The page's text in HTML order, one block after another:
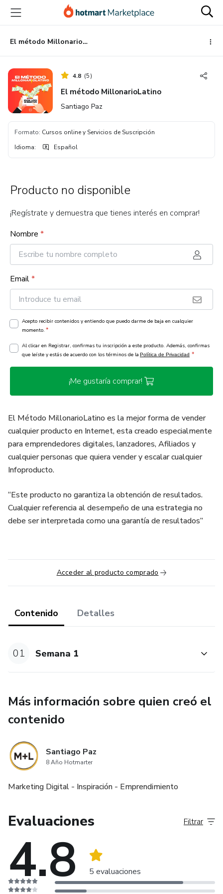
principal
página
de
página
El método MillonarioLatino
4.8 (5)
El método MillonarioLatino
Santiago Paz
Formato: Cursos online y Servicios de Suscripción
Idioma: Español
Producto no disponible
¡Regístrate y demuestra que tienes interés en comprar!
Nombre *
Email*
Acepto recibir contenidos y entiendo que puedo darme de baja en cualquier
momento. *
Al clicar en Registrar, confirmas tu inscripción a este producto. Además, confirmas
que leíste y estás de acuerdo con los términos de la Política de Privacidad *
¡Me gustaría comprar!
El Método MillonarioLatino es la mejor forma de vender
cualquier producto en Internet, esta creado especialmente
para emprendedores digitales, lanzadores, Afiliados y
cualquier personas que quiera vender y escalar cualquier
Infoproducto.
“Este producto no garantiza la obtención de resultados.
Cualquier referencia al desempeño de una estrategia no
debe ser interpretada como una garantía de resultados”
Acceder al producto comprado
Contenido Detalles
01 Semana 1
Más información sobre quien creó el
contenido
Santiago Paz
8 Año Hotmarter
Marketing Digital - Inspiración - Emprendimiento
Evaluaciones
4.8 5 evaluaciones
Filtrar